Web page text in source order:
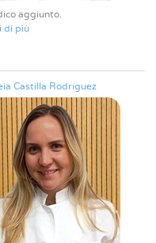
aggiunto
di più
Castilla Rodríguez